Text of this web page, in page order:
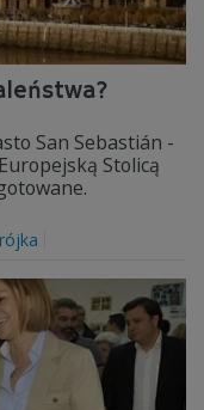
San Sebastián -
Stolicą